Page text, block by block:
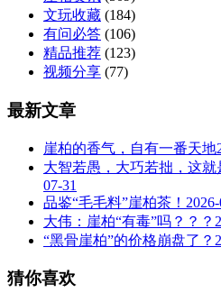
文玩收藏 (184)
有问必答 (106)
精品推荐 (123)
视频分享 (77)
最新文章
崖柏的香气，自有一番天地
大智若愚，大巧若拙，这就
07-31
品鉴“毛毛料”崖柏茶！
大伟：崖柏“有毒”吗？？？
“黑骨崖柏”的价格崩盘了？
猜你喜欢